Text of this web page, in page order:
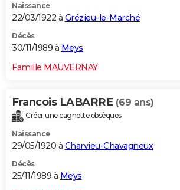
Naissance
22/03/1922 à Grézieu-le-Marché
Décès
30/11/1989 à Meys
Famille MAUVERNAY
Francois LABARRE (69 ans)
Créer une cagnotte obsèques
Naissance
29/05/1920 à Charvieu-Chavagneux
Décès
25/11/1989 à Meys